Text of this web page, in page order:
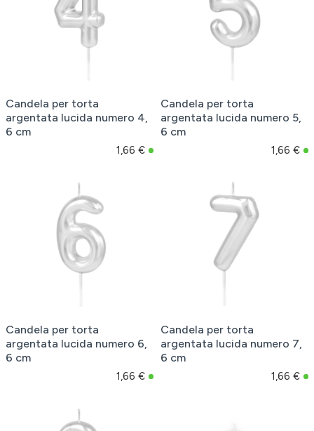
Candela per torta
argentata lucida numero 4,
6 cm
1,66 €
Candela per torta
argentata lucida numero 5,
6 cm
1,66 €
Candela per torta
argentata lucida numero 6,
6 cm
1,66 €
Candela per torta
argentata lucida numero 7,
6 cm
1,66 €